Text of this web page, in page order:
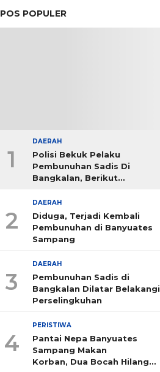
POS POPULER
1
DAERAH
Polisi Bekuk Pelaku
Pembunuhan Sadis Di
Bangkalan, Berikut
2
DAERAH
Diduga, Terjadi Kembali
Pembunuhan di Banyuates
Sampang
3
DAERAH
Pembunuhan Sadis di
Bangkalan Dilatar Belakangi
Perselingkuhan
4
PERISTIWA
Pantai Nepa Banyuates
Sampang Makan
Korban, Dua Bocah Hilang